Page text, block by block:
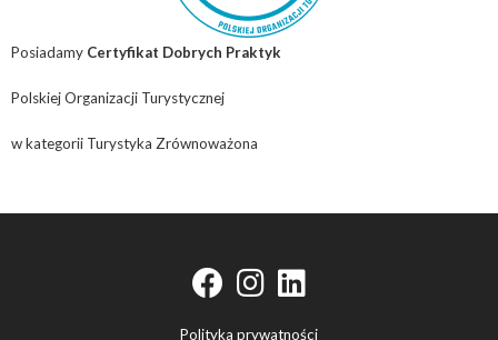
Posiadamy Certyfikat Dobrych Praktyk
Polskiej Organizacji Turystycznej
w kategorii Turystyka Zrównoważona
fab fa-facebook
fab fa-instagram
Polityka prywatności